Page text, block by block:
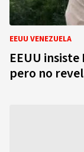
EEUU VENEZUELA
EEUU
pero no